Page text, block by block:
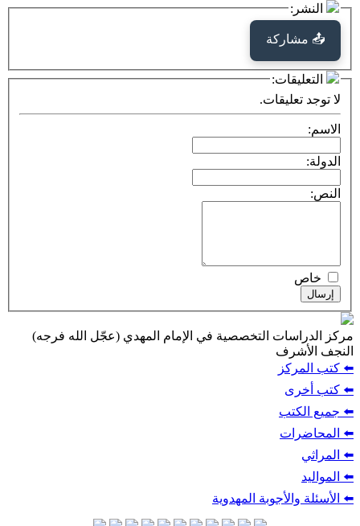
النشر:
📤 مشاركة
التعليقات:
لا توجد تعليقات.
الاسم:
الدولة:
النص:
خاص
إرسال
مركز الدراسات التخصصية في الإمام المهدي (عجّل الله فرجه)
النجف الأشرف
⬅️ كتب المركز
⬅️ كتب أخرى
⬅️ جميع الكتب
⬅️ المحاضرات
⬅️ المراثي
⬅️ المواليد
⬅️ الأسئلة والأجوبة المهدوية